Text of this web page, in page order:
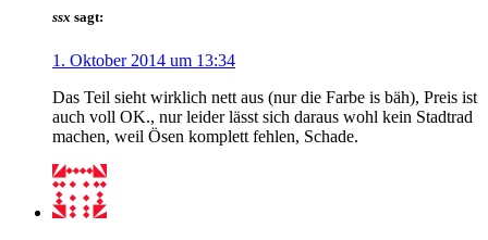
ssx sagt:
1. Oktober 2014 um 13:34
Das Teil sieht wirklich nett aus (nur die Farbe is bäh), Preis ist
auch voll OK., nur leider lässt sich daraus wohl kein Stadtrad
machen, weil Ösen komplett fehlen, Schade.